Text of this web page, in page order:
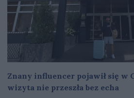
Znany influencer pojawił się w
wizyta nie przeszła bez echa